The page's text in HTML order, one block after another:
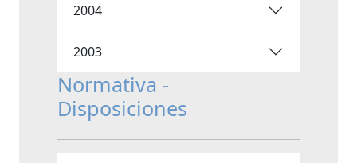
2004
2003
Normativa -
Disposiciones